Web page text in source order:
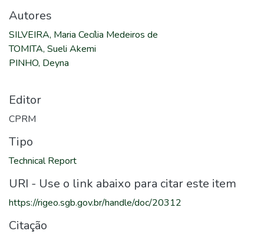
Autores
SILVEIRA, Maria Cecília Medeiros de
TOMITA, Sueli Akemi
PINHO, Deyna
Editor
CPRM
Tipo
Technical Report
URI - Use o link abaixo para citar este item
https://rigeo.sgb.gov.br/handle/doc/20312
Citação